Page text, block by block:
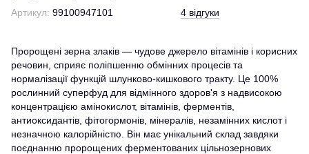
Артикул: 99100947101 4 відгуки
Пророщені зерна злаків — чудове джерело вітамінів і корисних
речовин, сприяє поліпшенню обмінних процесів та
нормалізації функцій шлунково-кишкового тракту. Це 100%
рослинний суперфуд для відмінного здоров'я з надвисокою
концентрацією амінокислот, вітамінів, ферментів,
антиоксидантів, фітогормонів, мінералів, незамінних кислот і
незначною калорійністю. Він має унікальний склад завдяки
поєднанню пророщених ферментованих цільнозернових